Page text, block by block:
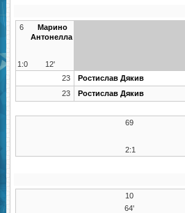
6
Марино
Антонелла
1:0
12'
23
Ростислав Дякив
23
Ростислав Дякив
69
2:1
10
64'